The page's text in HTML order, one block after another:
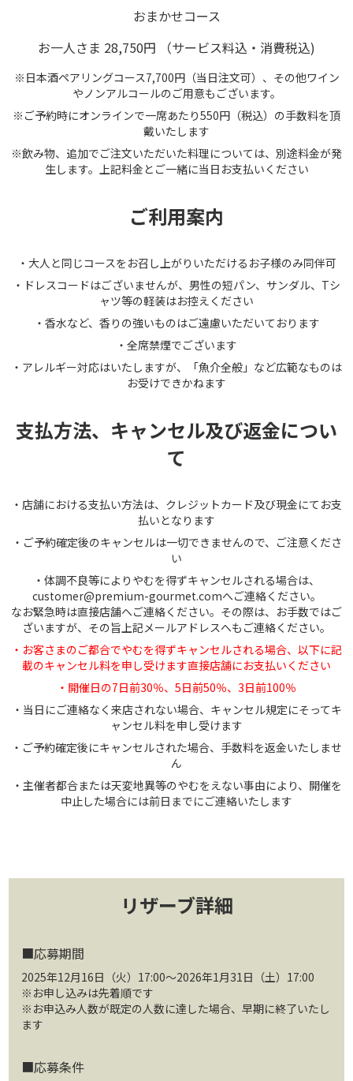
おまかせコース
お一人さま 28,750円 （サービス料込・消費税込)
※日本酒ペアリングコース7,700円（当日注文可）、その他ワイン
やノンアルコールのご用意もございます。
※ご予約時にオンラインで一席あたり550円（税込）の手数料を頂
戴いたします
※飲み物、追加でご注文いただいた料理については、別途料金が発
生します。上記料金とご一緒に当日お支払いください
ご利用案内
・大人と同じコースをお召し上がりいただけるお子様のみ同伴可
・ドレスコードはございませんが、男性の短パン、サンダル、Tシ
ャツ等の軽装はお控えください
・香水など、香りの強いものはご遠慮いただいております
・全席禁煙でございます
・アレルギー対応はいたしますが、「魚介全般」など広範なものは
お受けできかねます
支払方法、キャンセル及び返金につい
て
・店舗における支払い方法は、クレジットカード及び現金にてお支
払いとなります
・ご予約確定後のキャンセルは一切できませんので、ご注意くださ
い
・体調不良等によりやむを得ずキャンセルされる場合は、
customer@premium-gourmet.comへご連絡ください。
なお緊急時は直接店舗へご連絡ください。その際は、お手数ではご
ざいますが、その旨上記メールアドレスへもご連絡ください。
・お客さまのご都合でやむを得ずキャンセルされる場合、以下に記
載のキャンセル料を申し受けます直接店舗にお支払いください
・開催日の7日前30％、5日前50％、3日前100％
・当日にご連絡なく来店されない場合、キャンセル規定にそってキ
ャンセル料を申し受けます
・ご予約確定後にキャンセルされた場合、手数料を返金いたしませ
ん
・主催者都合または天変地異等のやむをえない事由により、開催を
中止した場合には前日までにご連絡いたします
リザーブ詳細
■応募期間
2025年12月16日（火）17:00～2026年1月31日（土）17:00
※お申し込みは先着順です
※お申込み人数が既定の人数に達した場合、早期に終了いたし
ます
■応募条件